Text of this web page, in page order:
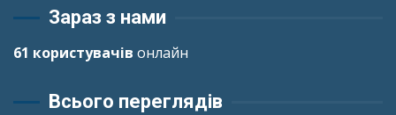
Зараз з нами
61 користувачів онлайн
Всього переглядів